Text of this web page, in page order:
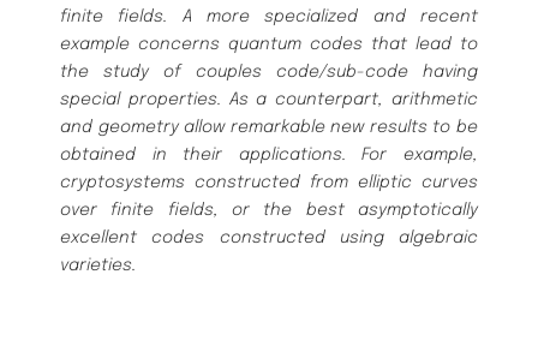
finite fields. A more specialized and recent
example concerns quantum codes that lead to
the study of couples code/sub-code having
special properties. As a counterpart, arithmetic
and geometry allow remarkable new results to be
obtained in their applications. For example,
cryptosystems constructed from elliptic curves
over finite fields, or the best asymptotically
excellent codes constructed using algebraic
varieties.